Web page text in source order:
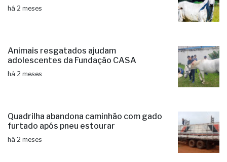
há 2 meses
Animais resgatados ajudam
adolescentes da Fundação CASA
há 2 meses
Quadrilha abandona caminhão com gado
furtado após pneu estourar
há 2 meses